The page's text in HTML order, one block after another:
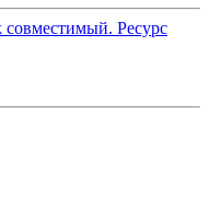
Ресурс